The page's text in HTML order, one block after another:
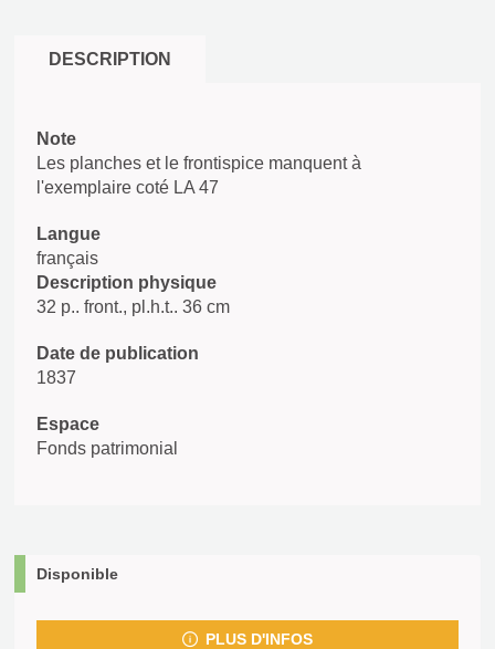
DESCRIPTION
Note
Les planches et le frontispice manquent à
l'exemplaire coté LA 47
Langue
français
Description physique
32 p.. front., pl.h.t.. 36 cm
Date de publication
1837
Espace
Fonds patrimonial
Disponible
PLUS D'INFOS